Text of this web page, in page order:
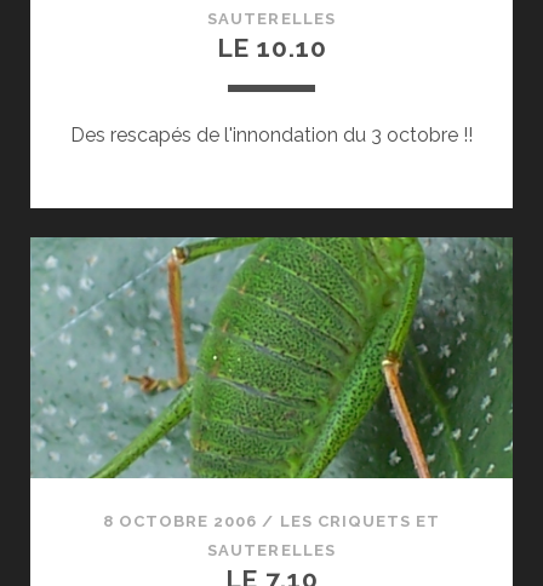
SAUTERELLES
LE 10.10
Des rescapés de l'innondation du 3 octobre !!
8 OCTOBRE 2006 / LES CRIQUETS ET
SAUTERELLES
LE 7.10